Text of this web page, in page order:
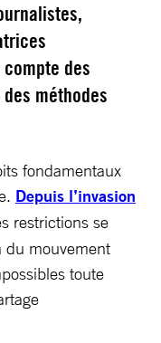
des
méthodes
fondamentaux
Depuis l’invasion
restrictions se
du mouvement
toute